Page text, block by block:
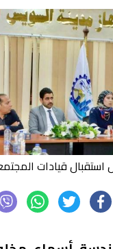
قيادات